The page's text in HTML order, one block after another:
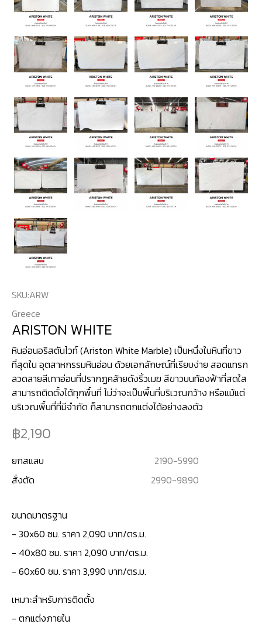
SKU:ARW
Greece
ARISTON WHITE
หินอ่อนอริสตันไวท์ (Ariston White Marble) เป็นหนึ่งในหินที่ขาว
ที่สุดใน อุตสาหกรรมหินอ่อน ด้วยเอกลักษณ์ที่เรียบง่าย สอดแทรก
ลวดลายสีเทาอ่อนที่ปรากฏคล้ายดังริ้วเมฆ สีขาวบนท้องฟ้าที่สดใส
สามารถติดตั้งได้ทุกพื้นที่ ไม่ว่าจะเป็นพื้นที่บริเวณกว้าง หรือแม้แต่
บริเวณพื้นที่ที่มีจำกัด ก็สามารถตกแต่งได้อย่างลงตัว
2,190
ยกสแลบ 2190-5990
สั่งตัด
2990-9890
ขนาดมาตรฐาน
- 30x60 ซม. ราคา 2,090 บาท/ตร.ม.
- 40x80 ซม. ราคา 2,090 บาท/ตร.ม.
- 60x60 ซม. ราคา 3,990 บาท/ตร.ม.
เหมาะสำหรับการติดตั้ง
- ตกแต่งภายใน